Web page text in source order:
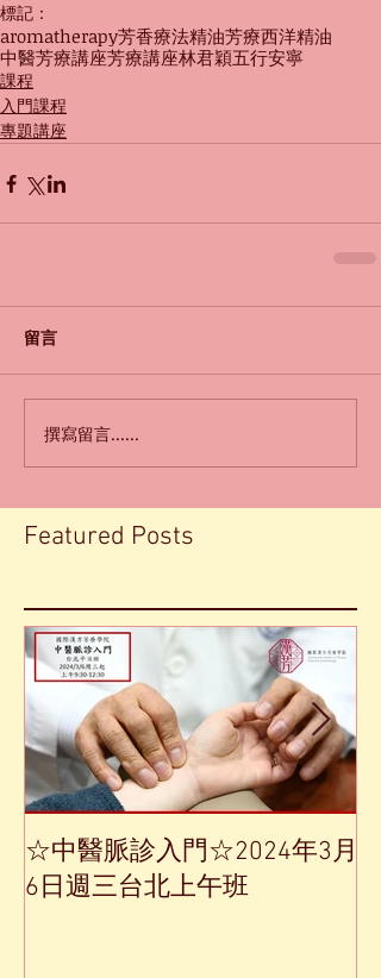
標記：
aromatherapy芳香療法精油芳療西洋精油
中醫芳療講座芳療講座林君穎五行安寧
課程
入門課程
專題講座
留言
撰寫留言......
Featured Posts
☆中醫脈診入門☆2024年3月
6日週三台北上午班